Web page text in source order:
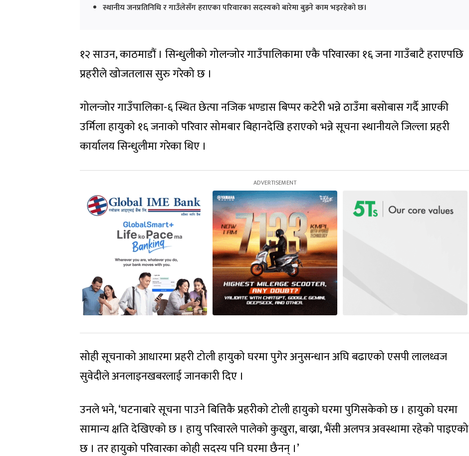
स्थानीय जनप्रतिनिधि र गाउँलेसँग हराएका परिवारका सदस्यको बारेमा बुझ्ने काम भइरहेको छ।
१२ साउन, काठमाडौं । सिन्धुलीको गोलन्जोर गाउँपालिकामा एकै परिवारका १६ जना गाउँबाटै हराएपछि
प्रहरीले खोजतलास सुरु गरेको छ ।
गोलन्जोर गाउँपालिका-६ स्थित छेत्पा नजिक भण्डास बिप्पर कटेरी भन्ने ठाउँमा बसोबास गर्दै आएकी
उर्मिला हायुको १६ जनाको परिवार सोमबार बिहानदेखि हराएको भन्ने सूचना स्थानीयले जिल्ला प्रहरी
कार्यालय सिन्धुलीमा गरेका थिए ।
सोही सूचनाको आधारमा प्रहरी टोली हायुको घरमा पुगेर अनुसन्धान अघि बढाएको एसपी लालध्वज
सुवेदीले अनलाइनखबरलाई जानकारी दिए ।
उनले भने, ‘घटनाबारे सूचना पाउने बित्तिकै प्रहरीको टोली हायुको घरमा पुगिसकेको छ । हायुको घरमा
सामान्य क्षति देखिएको छ । हायु परिवारले पालेको कुखुरा, बाख्रा, भैंसी अलपत्र अवस्थामा रहेको पाइएको
छ । तर हायुको परिवारका कोही सदस्य पनि घरमा छैनन् ।’